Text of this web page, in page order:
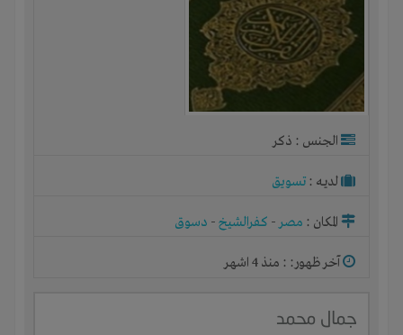
الجنس : ذكر
لديـه : تسويق
المكان : مصر- كفرالشيخ- دسوق
آخر ظهور: : منذ 4 اشهر
جمال محمد